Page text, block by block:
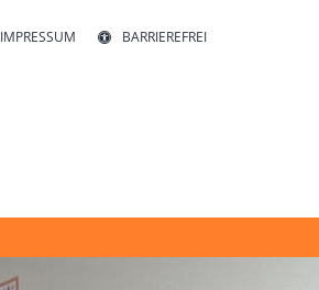
IMPRESSUM BARRIEREFREI